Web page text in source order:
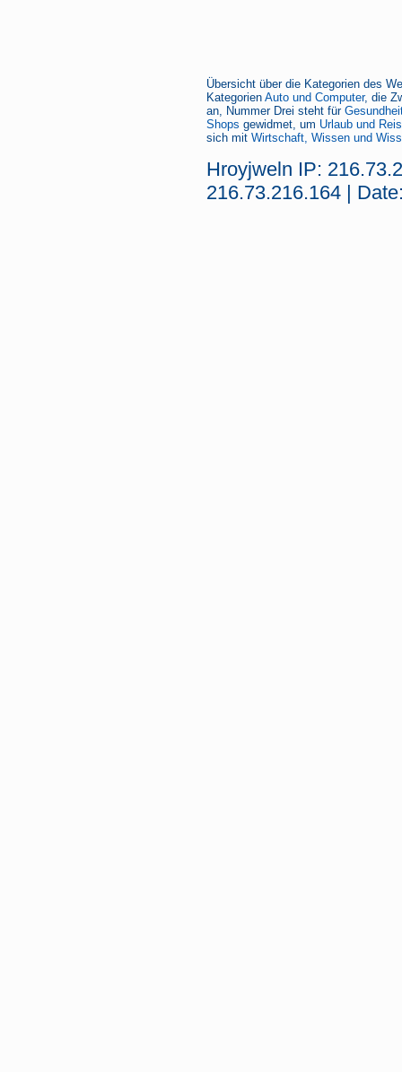
Übersicht über die Kategorien des
Kategorien Auto und Computer, die
an, Nummer Drei steht für
Shops gewidmet, um Urlaub und
sich mit Wirtschaft, Wissen und
Hroyjweln IP:
216.73.216.164 |